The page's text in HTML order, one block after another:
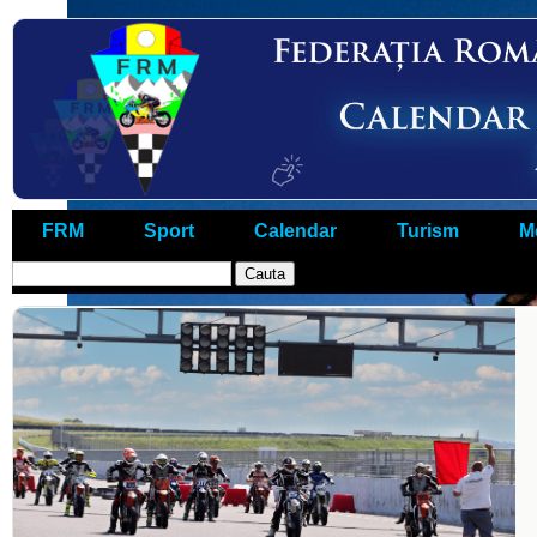
FRM Sport Calendar Turism